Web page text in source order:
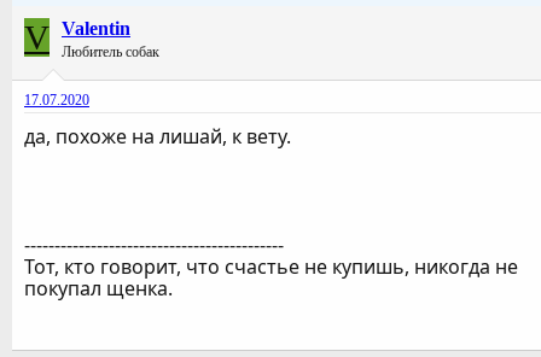
V Valentin
Любитель собак
17.07.2020
да, похоже на лишай, к вету.
-------------------------------------------
Тот, кто говорит, что счастье не купишь, никогда не
покупал щенка.